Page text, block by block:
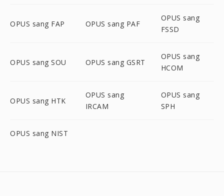
OPUS sang FAP OPUS sang PAF
OPUS sang
FSSD
OPUS sang SOU OPUS sang GSRT
OPUS sang
HCOM
OPUS sang HTK
OPUS sang
IRCAM
OPUS sang
SPH
OPUS sang NIST